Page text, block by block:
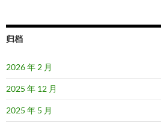
归档
2026 年 2 月
2025 年 12 月
2025 年 5 月